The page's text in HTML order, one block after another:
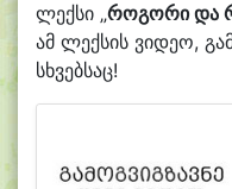
ლექსი „როგორი და
ამ ლექსის ვიდეო,
სხვებსაც!